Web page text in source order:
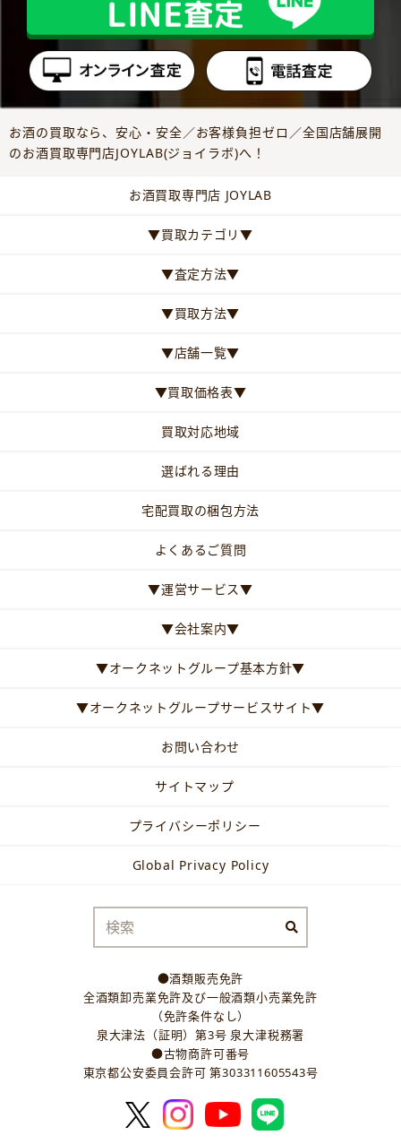
お酒の買取なら、安心・安全／お客様負担ゼロ／全国店舗展開
のお酒買取専門店JOYLAB(ジョイラボ)へ！
お酒買取専門店 JOYLAB
▼買取カテゴリ▼
▼査定方法▼
▼買取方法▼
▼店舗一覧▼
▼買取価格表▼
買取対応地域
選ばれる理由
宅配買取の梱包方法
よくあるご質問
▼運営サービス▼
▼会社案内▼
▼オークネットグループ基本方針▼
▼オークネットグループサービスサイト▼
お問い合わせ
サイトマップ
プライバシーポリシー
Global Privacy Policy
●酒類販売免許
全酒類卸売業免許及び一般酒類小売業免許
（免許条件なし）
泉大津法（証明）第3号 泉大津税務署
●古物商許可番号
東京都公安委員会許可 第303311605543号